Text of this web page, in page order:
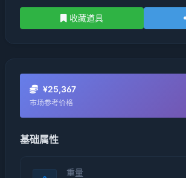
收藏道具
¥25,367
市场参考价格
基础属性
重量